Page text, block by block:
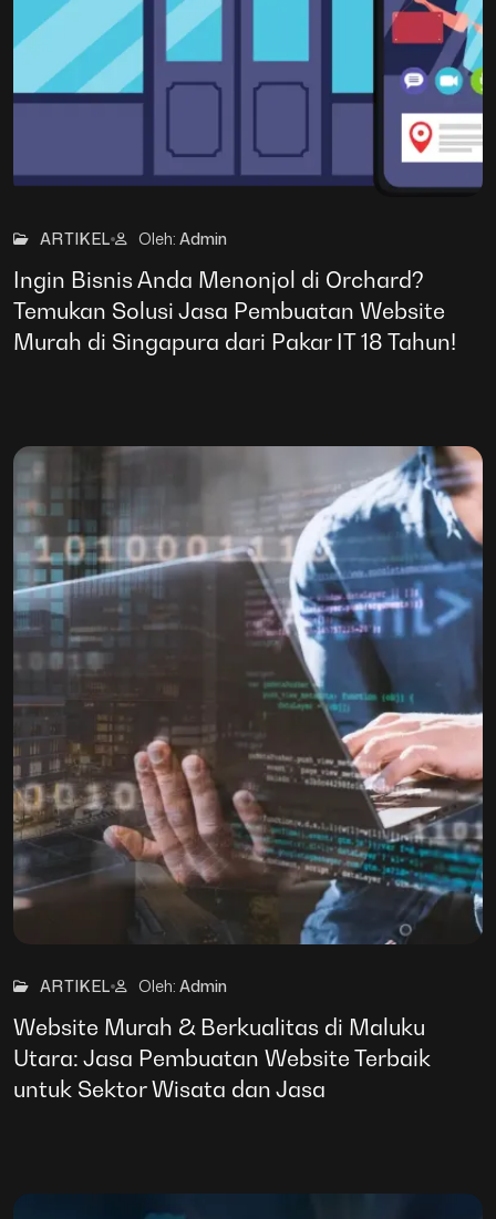
ARTIKEL Oleh: Admin
Ingin Bisnis Anda Menonjol di Orchard?
Temukan Solusi Jasa Pembuatan Website
Murah di Singapura dari Pakar IT 18 Tahun!
ARTIKEL Oleh: Admin
Website Murah & Berkualitas di Maluku
Utara: Jasa Pembuatan Website Terbaik
untuk Sektor Wisata dan Jasa